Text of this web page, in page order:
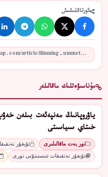
ئورتاقلىشىش
مۇناسىۋەتلىك ماقالىلەر
ياۋروپانىڭ مەنپەئەت بىلەن
خىتاي سىياسىتى
تور بەت ماقالىلىرى
ئۇيغۇر
ئۇيغۇر تەتقىقات ئىنستىتۇتى تورى